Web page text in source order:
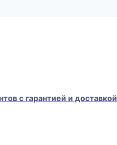
с гарантией и доставкой